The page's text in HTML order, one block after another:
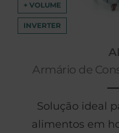
+ VOLUME
INVERTER
Armário de
Solução ideal
alimentos em